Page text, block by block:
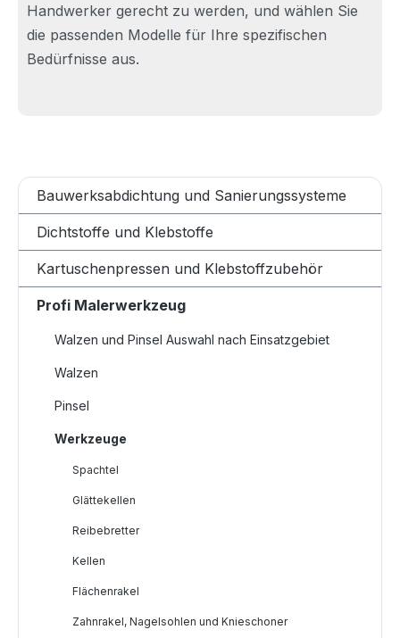
Handwerker gerecht zu werden, und wählen Sie
die passenden Modelle für Ihre spezifischen
Bedürfnisse aus.
Bauwerksabdichtung und Sanierungssysteme
Dichtstoffe und Klebstoffe
Kartuschenpressen und Klebstoffzubehör
Profi Malerwerkzeug
Walzen und Pinsel Auswahl nach Einsatzgebiet
Walzen
Pinsel
Werkzeuge
Spachtel
Glättekellen
Reibebretter
Kellen
Flächenrakel
Zahnrakel, Nagelsohlen und Knieschoner